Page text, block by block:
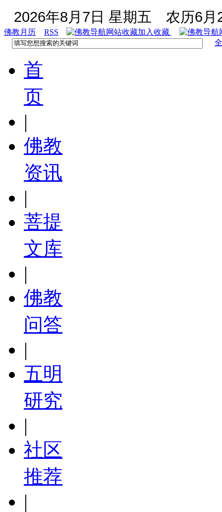
2026年8月7日 星期五 农历6月
佛教月历 RSS
加入收藏
首
页
|
佛教
资讯
|
菩提
文库
|
佛教
问答
|
五明
研究
|
社区
推荐
|